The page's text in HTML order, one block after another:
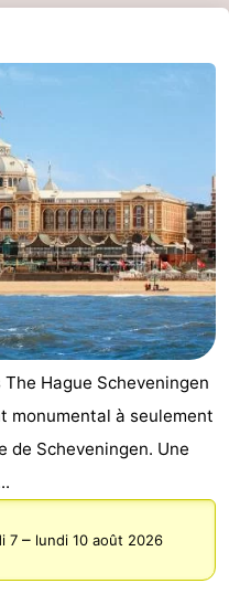
Hague Scheveningen
monumental à seulement
de Scheveningen. Une
vendredi 7 – lundi 10 août 2026